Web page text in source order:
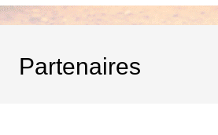
Partenaires